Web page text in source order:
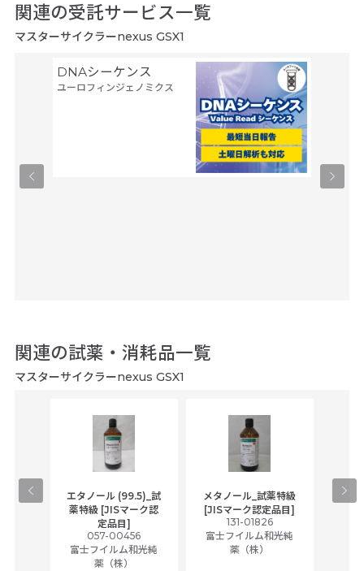
関連の受託サービス一覧
マスターサイクラーnexus GSX1
DNAシーケンス
ユーロフィンジェノミクス
関連の試薬・消耗品一覧
マスターサイクラーnexus GSX1
エタノール (99.5)_試
薬特級 [JISマーク認
定品目]
057-00456
富士フイルム和光純
薬（株）
メタノール_試薬特級
[JISマーク認定品目]
131-01826
富士フイルム和光純
薬（株）
ア